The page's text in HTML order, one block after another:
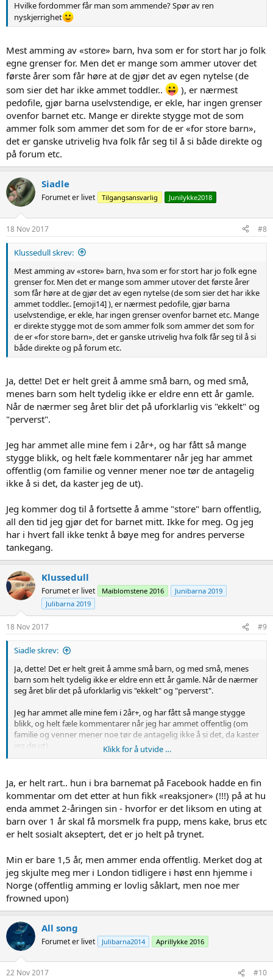
Hvilke fordommer får man som ammende? Spør av ren
nyskjerrighet
Mest amming av «store» barn, hva som er for stort har jo folk
egne grenser for. Men det er mange som ammer utover det
første årer som får høre at de gjør det av egen nytelse (de
som sier det har ikke ammet toddler..
), er nærmest
pedofile, gjør barna uselvstendige, er ekle, har ingen grenser
ovenfor barnet etc. Mange er direkte stygge mot de som
ammer folk som ammer det som for de er «for store barn»,
det er ganske utrivelig hva folk får seg til å si både direkte og
på forum etc.
Siadle
Forumet er livet Tilgangsansvarlig Junilykke2018
18 Nov 2017 #8
Klussedull skrev:
Mest amming av «store» barn, hva som er for stort har jo folk egne
grenser for. Men det er mange som ammer utover det første årer
som får høre at de gjør det av egen nytelse (de som sier det har ikke
ammet toddler.. [emoji14] ), er nærmest pedofile, gjør barna
uselvstendige, er ekle, har ingen grenser ovenfor barnet etc. Mange
er direkte stygge mot de som ammer folk som ammer det som for
de er «for store barn», det er ganske utrivelig hva folk får seg til å si
både direkte og på forum etc.
Ja, dette! Det er helt greit å amme små barn, og med små,
menes barn som helt tydelig ikke er eldre enn ett år gamle.
Når de nærmer seg året blir det på uforklarlig vis "ekkelt" og
"perverst".
Jeg har ammet alle mine fem i 2år+, og har fått så mange
stygge blikk, og helt fæle kommentarer når jeg har ammet
offentlig (om familie og venner mener noe tør de antagelig
ikke å si det, da kaster jeg de ut).
Jeg kommer dog til å fortsette å amme "store" barn offentlig,
all den tid jeg gjør det for barnet mitt. Ikke for meg. Og jeg
har i hvert fall ikke tenkt å bøye meg for andres perverse
tankegang.
Klussedull
Forumet er livet Maiblomstene 2016
Junibarna 2019
Julibarna 2019
18 Nov 2017 #9
Siadle skrev:
Ja, dette! Det er helt greit å amme små barn, og med små, menes
barn som helt tydelig ikke er eldre enn ett år gamle. Når de nærmer
seg året blir det på uforklarlig vis "ekkelt" og "perverst".
Jeg har ammet alle mine fem i 2år+, og har fått så mange stygge
blikk, og helt fæle kommentarer når jeg har ammet offentlig (om
familie og venner mener noe tør de antagelig ikke å si det, da kaster
jeg de ut).
tid jeg gjør det for barnet mitt. Ikke for meg. Og jeg har i hvert fall
ikke tenkt å bøye meg for andres perverse tankegang.
Klikk for å utvide …
Ja, er helt rart.. hun i bra barnemat på Facebook hadde en fin
kommentar om det etter at hun fikk «reaksjoner» (!!!) på at hu
enda ammet 2-åringen sin - hvorfor er det liksom en uting at
barn over 1 år skal få morsmelk fra pupp, mens kake, brus etc
er helt sosialt akseptert, det er jo helt på trynet.
Min er bare 1,5 år, men ammer enda offentlig. Merket dog at
jeg skjulte meg mer i London tidligere i høst enn hjemme i
Norge (offentlig amming er lovlig såklart, men noe mer
frowned upon)
All song
Forumet er livet Julibarna2014 Aprillykke 2016
22 Nov 2017 #10